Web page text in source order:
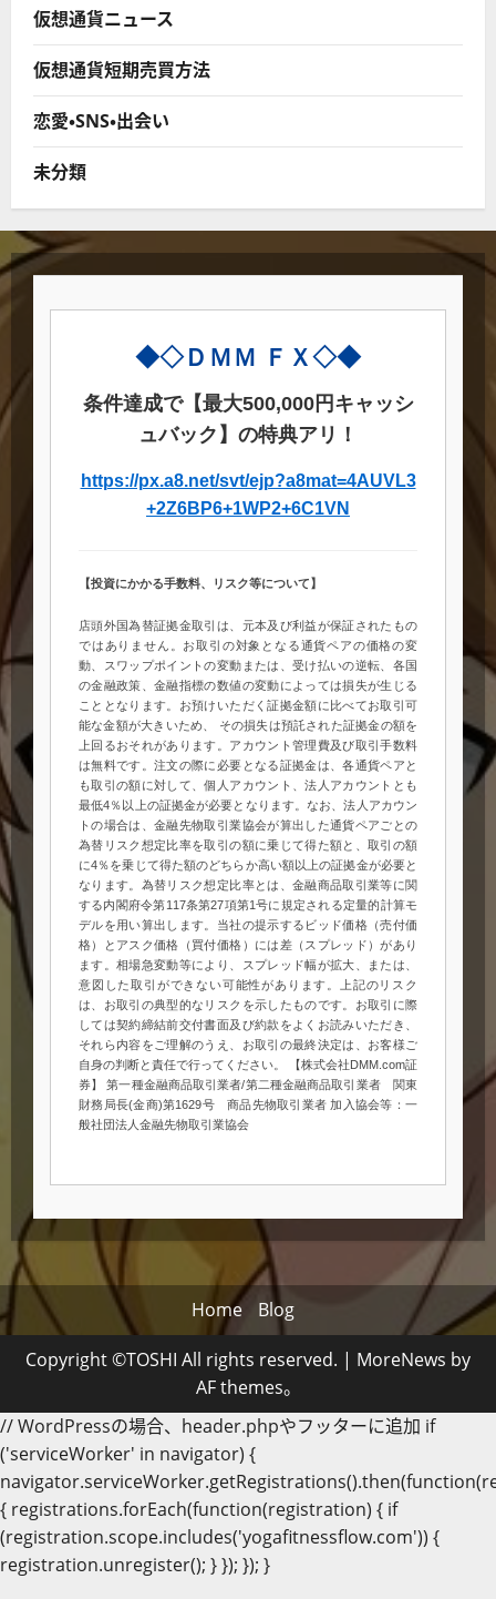
仮想通貨ニュース
仮想通貨短期売買方法
恋愛・SNS・出会い
未分類
◆◇ＤＭＭ ＦＸ◇◆
条件達成で【最大500,000円キャッシ
ュバック】の特典アリ！
https://px.a8.net/svt/ejp?a8mat=4AUVL3
+2Z6BP6+1WP2+6C1VN
【投資にかかる手数料、リスク等について】
店頭外国為替証拠金取引は、元本及び利益が保証されたもの
ではありません。お取引の対象となる通貨ペアの価格の変
動、スワップポイントの変動または、受け払いの逆転、各国
の金融政策、金融指標の数値の変動によっては損失が生じる
こととなります。お預けいただく証拠金額に比べてお取引可
能な金額が大きいため、 その損失は預託された証拠金の額を
上回るおそれがあります。アカウント管理費及び取引手数料
は無料です。注文の際に必要となる証拠金は、各通貨ペアと
も取引の額に対して、個人アカウント、法人アカウントとも
最低4％以上の証拠金が必要となります。なお、法人アカウン
トの場合は、金融先物取引業協会が算出した通貨ペアごとの
為替リスク想定比率を取引の額に乗じて得た額と、取引の額
に4％を乗じて得た額のどちらか高い額以上の証拠金が必要と
なります。為替リスク想定比率とは、金融商品取引業等に関
する内閣府令第117条第27項第1号に規定される定量的計算モ
デルを用い算出します。当社の提示するビッド価格（売付価
格）とアスク価格（買付価格）には差（スプレッド）があり
ます。相場急変動等により、スプレッド幅が拡大、または、
意図した取引ができない可能性があります。上記のリスク
は、お取引の典型的なリスクを示したものです。お取引に際
しては契約締結前交付書面及び約款をよくお読みいただき、
それら内容をご理解のうえ、お取引の最終決定は、お客様ご
自身の判断と責任で行ってください。 【株式会社DMM.com証
券】 第一種金融商品取引業者/第二種金融商品取引業者 関東
財務局長(金商)第1629号 商品先物取引業者 加入協会等：一
般社団法人金融先物取引業協会
Home Blog
Copyright ©TOSHI All rights reserved. | MoreNews by
AF themes。
// WordPressの場合、header.phpやフッターに追加 if
('serviceWorker' in navigator) {
{ registrations.forEach(function(registration) { if
(registration.scope.includes('yogafitnessflow.com')) {
registration.unregister(); } }); }); }